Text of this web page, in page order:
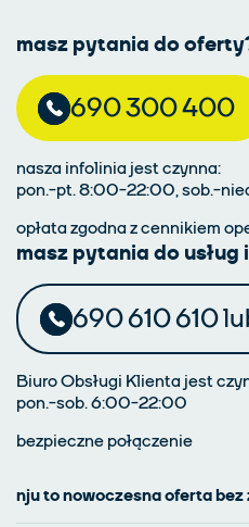
masz pytania do
690 300 400
nasza infolinia jest czynna:
pon.-pt. 8:00-22:00, sob.-
opłata zgodna z cennikiem
masz pytania do usług
690 610 610
Biuro Obsługi Klienta jest
pon.-sob. 6:00-22:00
bezpieczne połączenie
nju to nowoczesna oferta bez